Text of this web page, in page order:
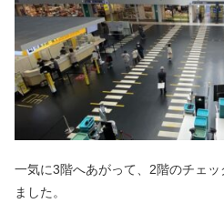
一気に3階へあがって、2階のチェ
ました。